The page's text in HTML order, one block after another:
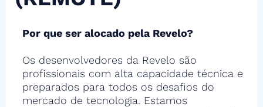
Por que ser alocado pela Revelo?
Os desenvolvedores da Revelo são
profissionais com alta capacidade técnica e
preparados para todos os desafios do
mercado de tecnologia. Estamos